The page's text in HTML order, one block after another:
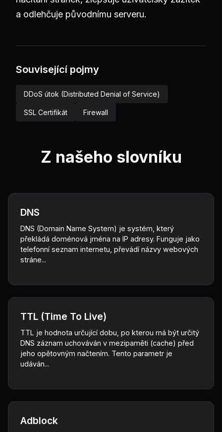
a odlehčuje původnímu serveru.
Související pojmy
DDoS útok (Distributed Denial of Service)
SSL Certifikát Firewall
Z našeho slovníku
DNS
DNS (Domain Name System) je systém, který
překládá doménová jména na IP adresy. Funguje jako
telefonní seznam internetu, převádí názvy webových
stráne...
TTL (Time To Live)
TTL je hodnota určující dobu, po kterou má být určitý
DNS záznam uchováván v mezipaměti (cache) před
jeho opětovným načtením. Tento parametr je
udáván...
Adblock